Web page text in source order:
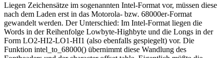
Liegen Zeichensätze im sogenannten Intel-Format vor, müssen diese
nach dem Laden erst in das Motorola- bzw. 68000er-Format
gewandelt werden. Der Unterschied: Im Intel-Format liegen die
Words in der Reihenfolge Lowbyte-Highbyte und die Longs in der
Form LO2-HI2-LO1-HI1 (also ebenfalls gespiegelt) vor. Die
Funktion intel_to_68000() übernimmt diese Wandlung des